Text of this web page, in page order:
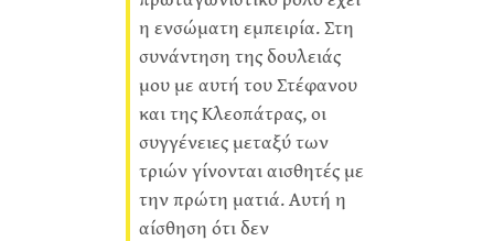
η ενσώματη εμπειρία. Στη
συνάντηση της δουλειάς
μου με αυτή του Στέφανου
και της Κλεοπάτρας, οι
συγγένειες μεταξύ των
τριών γίνονται αισθητές με
την πρώτη ματιά. Αυτή η
αίσθηση ότι δεν